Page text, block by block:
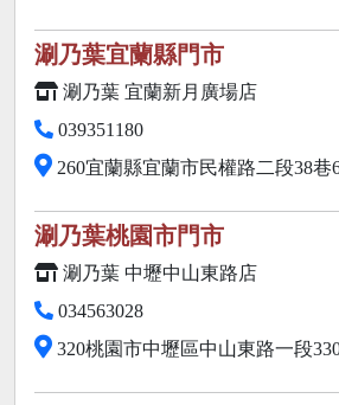
涮乃葉宜蘭縣門市
涮乃葉 宜蘭新月廣場店
039351180
260宜蘭縣宜蘭市民權路二段38巷
涮乃葉桃園市門市
涮乃葉 中壢中山東路店
034563028
320桃園市中壢區中山東路一段